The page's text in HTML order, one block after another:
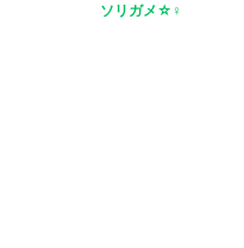
ソリガメ☆♀